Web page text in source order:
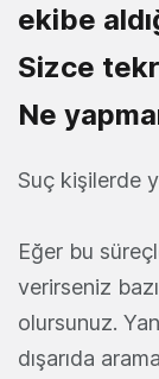
ekibe
Sizce
Ne
Suç kişilerde
Eğer bu
verirseniz
olursunuz.
dışarıda